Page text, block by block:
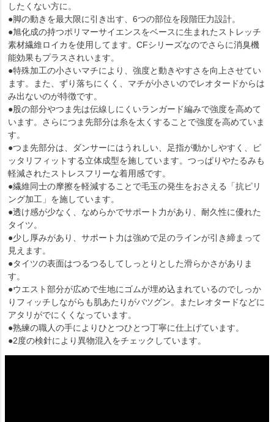
したくない方に。
●脚の動きを最大限に引き出す、6つの部位を段階圧力設計。
●旭化成の持つポリマーサイエンスをベースに生まれたストレッチ
素材繊維ロイカを使用してます。CFシリーズなのでさらに消臭機
能効果もプラスされいます。
●特殊加工の小さいマチにより、強度と動きやすさを向上させてい
ます。また、ずり落ちにくく、マチが小さいのでレオタードからは
み出ないのが特徴です。
●股の部分やつま先は伝線しにくいランガード編みで強度を高めて
います。さらにつま先部分は糸を太くすることで強度を高めていま
す。
●つま先部分は、ダンサーにはうれしい、足指が動かしやすく、ピ
ッタリフィットする立体成型を施しています。つっぱりやたるみも
軽減されたストレスフリーな着用感です。
●繊維同士の摩擦を軽減することで毛玉の発生をおさえる「抗ピリ
ング加工」を施しています。
●透け感が少なく、なめらかでサポート力があり、耐久性に優れた
タイツ。
●少し厚みがあり、サポート力は強めで足のラインが引き締まって
見えます。
●タイツの表面はつるつるしてしっとりとした滑らかさがありま
す。
●ウエスト部分が広めで生地にゴムが埋め込まれているのでしっか
りフィッチしながらも肌あたりがバツグン。またレオタードなどに
アタリがでにくくなっています。
●熟練の職人の手によりひとつひとつ丁寧に仕上げています。
●2度の検針により異物混入をチェックしています。